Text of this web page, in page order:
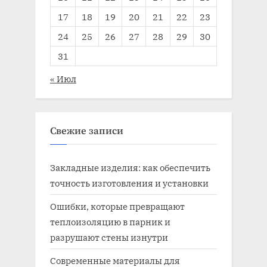
17
18 19 20 21 22
23
24
25 26 27 28 29
30
31
« Июл
Свежие записи
Закладные изделия: как обеспечить
точность изготовления и установки
Ошибки, которые превращают
теплоизоляцию в парник и
разрушают стены изнутри
Современные материалы для